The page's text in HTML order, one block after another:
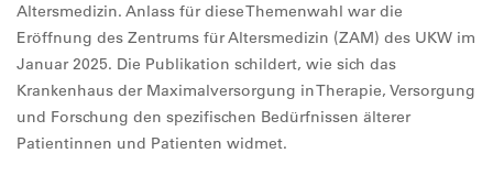
Altersmedizin. Anlass für diese Themenwahl war die
Eröffnung des Zentrums für Altersmedizin (ZAM) des UKW im
Januar 2025. Die Publikation schildert, wie sich das
Krankenhaus der Maximalversorgung in Therapie, Versorgung
und Forschung den spezifischen Bedürfnissen älterer
Patientinnen und Patienten widmet.